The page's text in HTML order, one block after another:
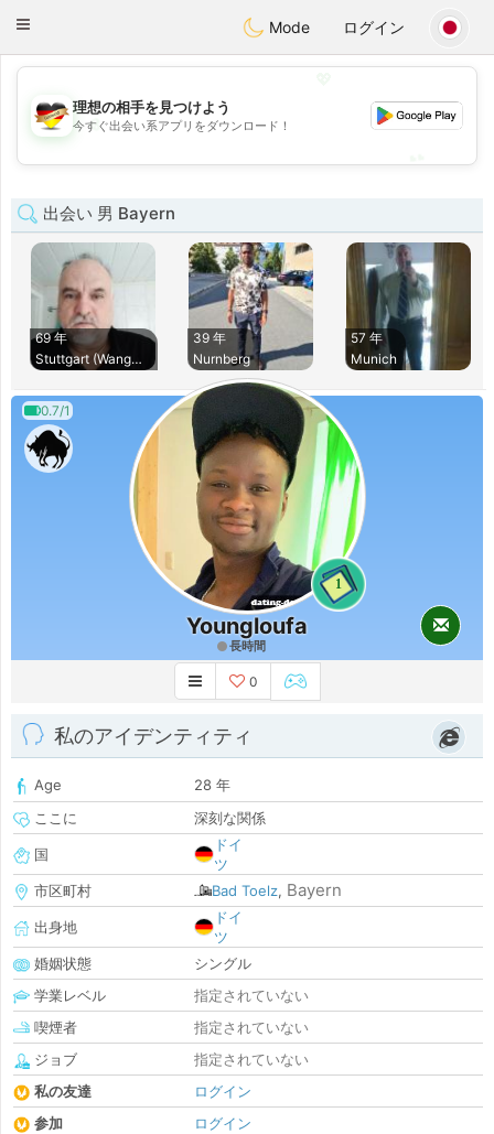
Deutsch Dating
Toggle
Mode ログイン
💖
💕
理想の相手を見つけよう
今すぐ出会い系アプリをダウンロード！
出会い 男 Bayern
69 年
Stuttgart (Wangen)
39 年
Nurnberg
57 年
Munich
0.7/1
1
Youngloufa
長時間
0
私のアイデンティティ
Age
28 年
ここに
深刻な関係
国
ドイ
ツ
市区町村
Bad Toelz, Bayern
出身地
ドイ
ツ
婚姻状態
シングル
学業レベル
指定されていない
喫煙者
指定されていない
ジョブ
指定されていない
私の友達
ログイン
参加
ログイン